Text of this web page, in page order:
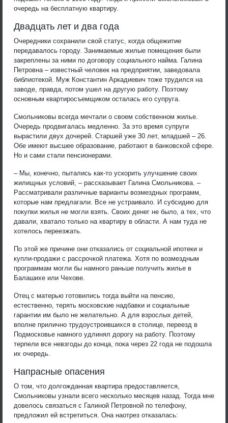
очередь на бесплатную квартиру.
Двадцать лет и два года
Очередники сохранили свой статус, когда общежитие
передавалось городу. Занимаемые жилые помещения были
закреплены за ними по договору социального найма. Галина
Петровна – известный человек на предприятии, заведовала
библиотекой. Муж Константин Аркадиевич тоже трудился на
заводе, правда, потом ушел на другую работу. Поэтому
основным квартиросъемщиком осталась его супруга.
Смольниковы всегда мечтали о своем собственном жилье.
Очередь продвигалась медленно. За это время супруги
вырастили двух дочерей. Старшей уже 30 лет, младшей – 26.
Обе имеют высшее образование, работают в банковской сфере.
Но и сами стали пенсионерами.
– Мы, конечно, пытались как-то ускорить улучшение своих
жилищных условий, – рассказывает Галина Смольникова. –
Рассматривали различные варианты возмездных программ,
которые нам предлагали. Все не устраивало. И субсидию для
покупки жилья не могли взять. Своих денег не было, а тех, что
давали, хватало только на квартиру в области. А нам туда не
хотелось переезжать.
По этой же причине они отказались от социальной ипотеки и
купли-продажи с рассрочкой платежа. Хотя по возмездным
программам могли бы намного раньше получить жилье в
Балашихе или Чехове.
Отец с матерью готовились тогда выйти на пенсию,
естественно, терять московские надбавки и социальные
гарантии им было не желательно. А для взрослых детей,
вполне прилично трудоустроившихся в столице, переезд в
Подмосковье намного удлинял дорогу на работу. Поэтому
терпели все невзгоды до конца, пока через 22 года не подошла
их очередь.
Напрасные опасения
О том, что долгожданная квартира предоставляется,
Смольниковы узнали всего несколько месяцев назад. Тогда мне
довелось связаться с Галиной Петровной по телефону,
предложил ей встретиться. Она наотрез отказалась: